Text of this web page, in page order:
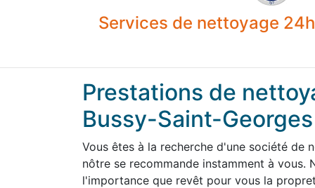
Services de nettoyage
Prestations de
Bussy-Saint-Georges
Vous êtes à la recherche d'une société de
nôtre se recommande instamment à
l'importance que revêt pour vous la